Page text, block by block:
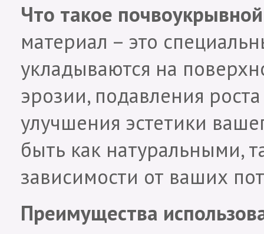
Что такое
материал – это
укладываются на
эрозии, подавления
улучшения эстетики
быть как натуральными,
зависимости от ваших
Преимущества